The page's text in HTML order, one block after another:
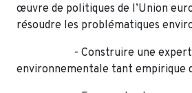
œuvre de politiques de l’Union
résoudre les problématiques
- Construire une
environnementale tant empirique